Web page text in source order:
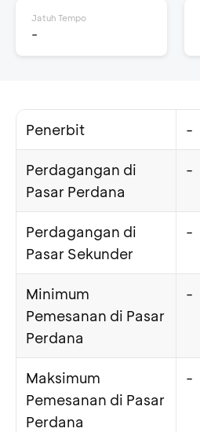
Jatuh Tempo
-
Penerbit -
Perdagangan di
Pasar Perdana
-
Perdagangan di
Pasar Sekunder
-
Minimum
Pemesanan di Pasar
Perdana
-
Maksimum
Pemesanan di Pasar
Perdana
-